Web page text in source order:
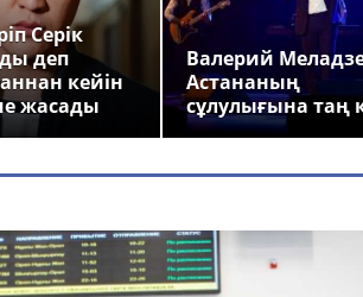
Серік
деп
кейін
жасады
Валерий
Астананың
сұлулығына таң